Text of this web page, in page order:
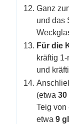
Ganz
und das
Für die
kräftig
und
(etwa 30
Teig von
etwa 9